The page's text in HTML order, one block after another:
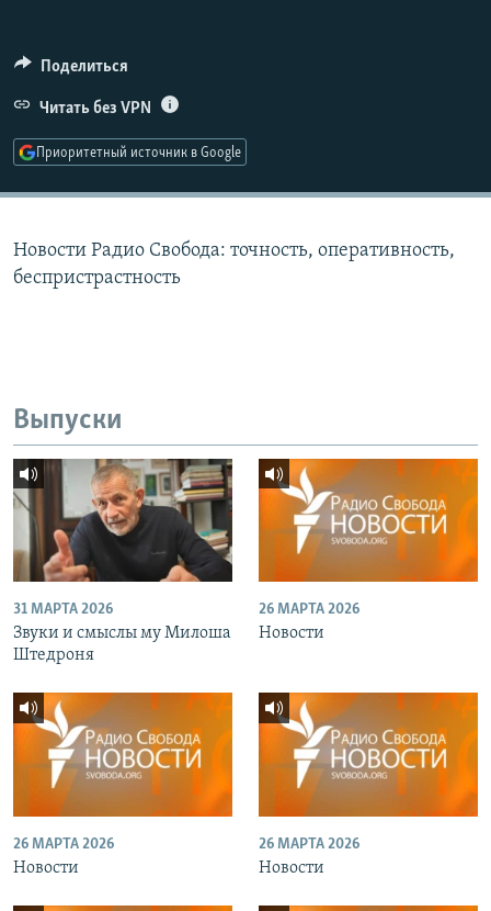
ПОДПИШИТЕСЬ НА РАССЫЛКУ
СОЦИАЛЬНЫЕ СЕТИ
Поделиться
Читать без VPN
Приоритетный источник в Google
Новости Радио Свобода: точность, оперативность,
беспристрастность
Выпуски
31 МАРТА 2026
Звуки и смыслы му Милоша
Штедроня
26 МАРТА 2026
Новости
26 МАРТА 2026
Новости
26 МАРТА 2026
Новости